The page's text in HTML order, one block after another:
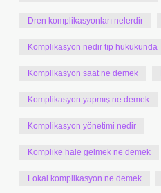
Dren komplikasyonları nelerdir
Komplikasyon nedir tıp hukukunda
Komplikasyon saat ne demek
Komplikasyon yapmış ne demek
Komplikasyon yönetimi nedir
Komplike hale gelmek ne demek
Lokal komplikasyon ne demek